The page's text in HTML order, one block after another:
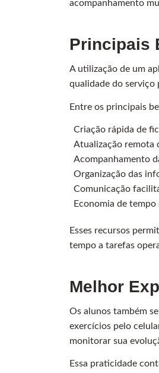
acompanhamento
Principais
A utilização de um
qualidade do serviço
Entre os principais
Criação rápida de
Atualização remota
Acompanhamento
Organização das
Comunicação
Economia de
Esses recursos
tempo a tarefas
Melhor
Os alunos também
exercícios pelo
monitorar sua
Essa praticidade